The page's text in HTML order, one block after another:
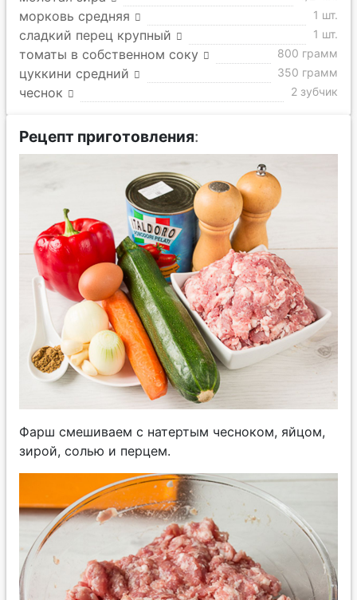
морковь средняя 1 шт.
сладкий перец крупный 1 шт.
томаты в собственном соку 800 грамм
цуккини средний 350 грамм
чеснок 2 зубчик
Рецепт приготовления:
Фарш смешиваем с натертым чесноком, яйцом,
зирой, солью и перцем.